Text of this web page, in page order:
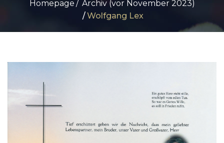
Homepage
Archiv (vor November 2023)
Wolfgang Lex